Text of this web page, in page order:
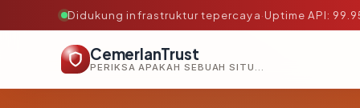
Didukung infrastruktur tepercaya·Uptime API:
CemerlanTrust
PERIKSA APAKAH SEBUAH SITUS AMAN, TEPERCAYA, DAN TERVERIFIKASI DALAM HITUNGAN DETIK.